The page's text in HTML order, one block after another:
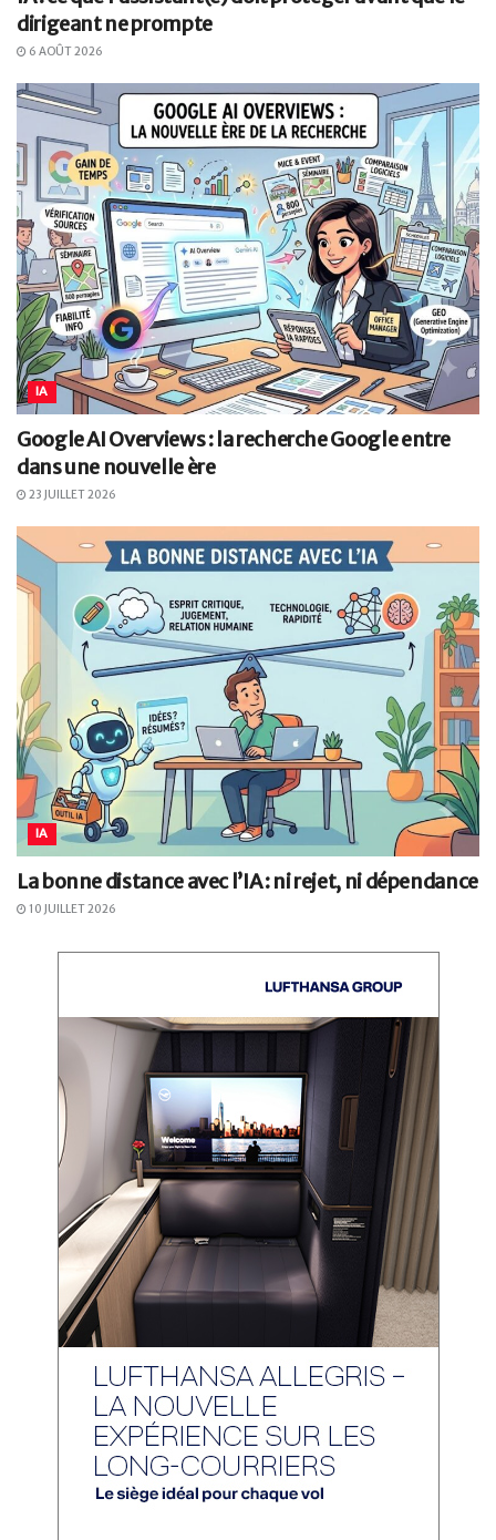
dirigeant ne prompte
6 AOÛT 2026
IA
Google AI Overviews : la recherche Google entre
dans une nouvelle ère
23 JUILLET 2026
IA
La bonne distance avec l’IA : ni rejet, ni dépendance
10 JUILLET 2026